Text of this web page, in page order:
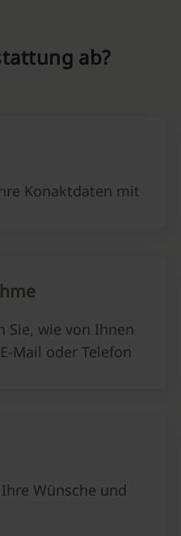
ab?
Konaktdaten mit
Sie, wie von Ihnen
Mail oder Telefon
Wünsche und